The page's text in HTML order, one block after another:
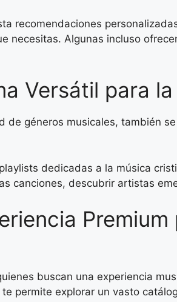
recomendaciones
necesitas. Algunas incluso
Versátil para
de géneros musicales, también
dedicadas a la música
canciones, descubrir artistas
buscan una experiencia
permite explorar un vasto